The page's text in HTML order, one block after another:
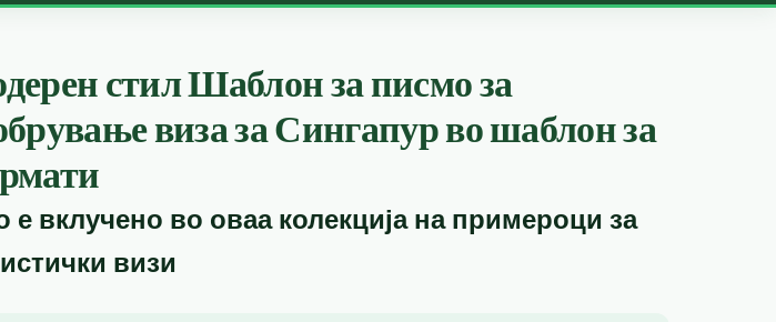
стил Шаблон за писмо за
виза за Сингапур во шаблон за
е вклучено во оваа колекција на примероци за
визи